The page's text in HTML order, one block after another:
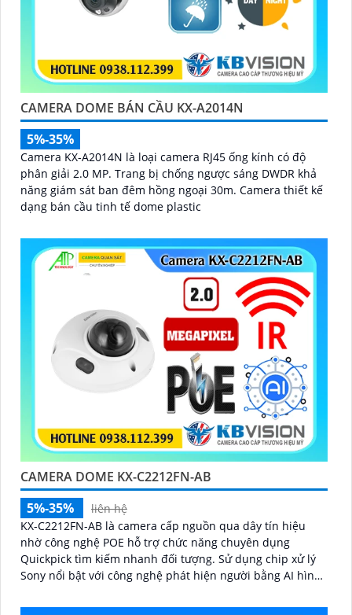
CAMERA DOME BÁN CẦU KX-A2014N
5%-35%
Camera KX-A2014N là loại camera RJ45 ống kính có độ
phân giải 2.0 MP. Trang bị chống ngược sáng DWDR khả
năng giám sát ban đêm hồng ngoại 30m. Camera thiết kế
dạng bán cầu tinh tế dome plastic
CAMERA DOME KX-C2212FN-AB
5%-35%
liên hệ
KX-C2212FN-AB là camera cấp nguồn qua dây tín hiệu
nhờ công nghệ POE hỗ trợ chức năng chuyên dụng
Quickpick tìm kiếm nhanh đối tượng. Sử dụng chip xử lý
Sony nổi bật với công nghệ phát hiện người bằng AI hình